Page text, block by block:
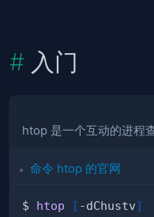
入门
htop 是一个互动的进程
命令 htop 的官网
$ htop [ -dChustv]